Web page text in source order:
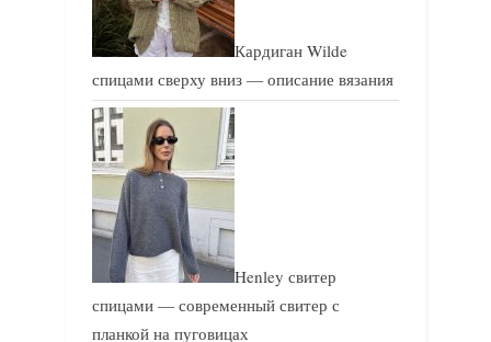
Кардиган Wilde
спицами сверху вниз — описание вязания
Henley свитер
спицами — современный свитер с
планкой на пуговицах